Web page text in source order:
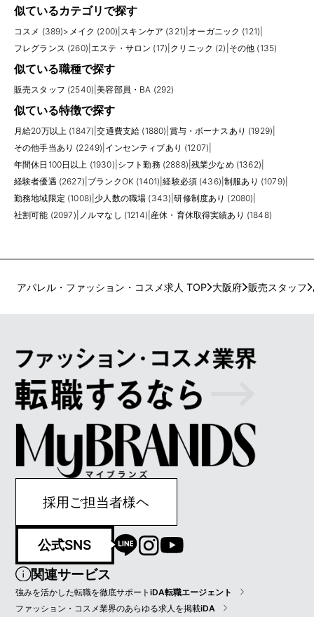
似ているカテゴリで探す
コスメ (389)> メイク (200) スキンケア (321) オーガニック (121)
フレグランス (260) |エステ・サロン (17) クリニック (2) その他 (135)
似ている職種で探す
販売スタッフ (2540) |美容部員・BA (292)
似ている特徴で探す
月給20万以上 (1847) |交通費支給 (1880) 賞与・ボーナスあり (1929)
その他手当あり (2249) インセンティブあり (1207)
年間休日100日以上 (1930) シフト勤務 (2888) 残業少なめ (1362)
経験者優遇 (2627) ブランクOK (1401) |経験必須 (436) |制服あり (1079)
勤務地域限定 (1008) 少人数の職場 (343) |研修制度あり (2080)
社割可能 (2097) ノルマなし (1214) 産休・育休取得実績あり (1848)
アパレル・ファッション・コスメ求人 TOP 大阪府 販売スタッフ
採用ご担当者様ヘ
公式SNS
関連サービス
強みを活かした転職を徹底サポートiDA転職エージェント
ファッション・コスメ業界のあらゆる求人を掲載iDA